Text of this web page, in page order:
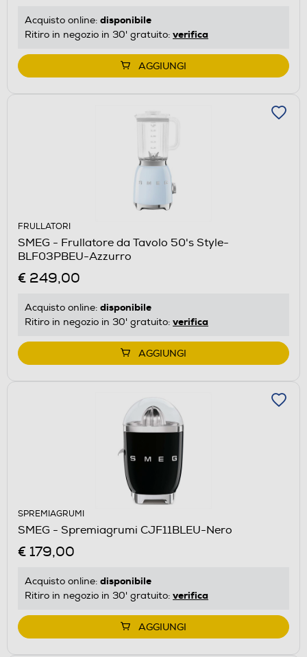
Acquisto online: disponibile
Ritiro in negozio in 30' gratuito: verifica
AGGIUNGI
FRULLATORI
SMEG - Frullatore da Tavolo 50's Style-
BLF03PBEU-Azzurro
€ 249,00
Acquisto online: disponibile
Ritiro in negozio in 30' gratuito: verifica
AGGIUNGI
SPREMIAGRUMI
SMEG - Spremiagrumi CJF11BLEU-Nero
€ 179,00
Acquisto online: disponibile
Ritiro in negozio in 30' gratuito: verifica
AGGIUNGI